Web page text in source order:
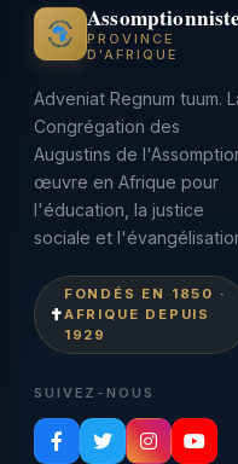
PROVINCE
D'AFRIQUE
Adveniat Regnum tuum.
Congrégation des
Augustins de
œuvre en Afrique pour
l'éducation, la justice
sociale et
FONDÉS EN 1850 ·
AFRIQUE DEPUIS
1929
SUIVEZ-NOUS